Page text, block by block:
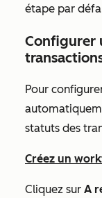
étape par
Configurer
Pour
statuts des
Créez un
Cliquez sur A